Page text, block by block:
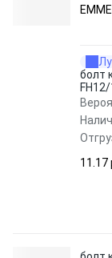
болт
11.17